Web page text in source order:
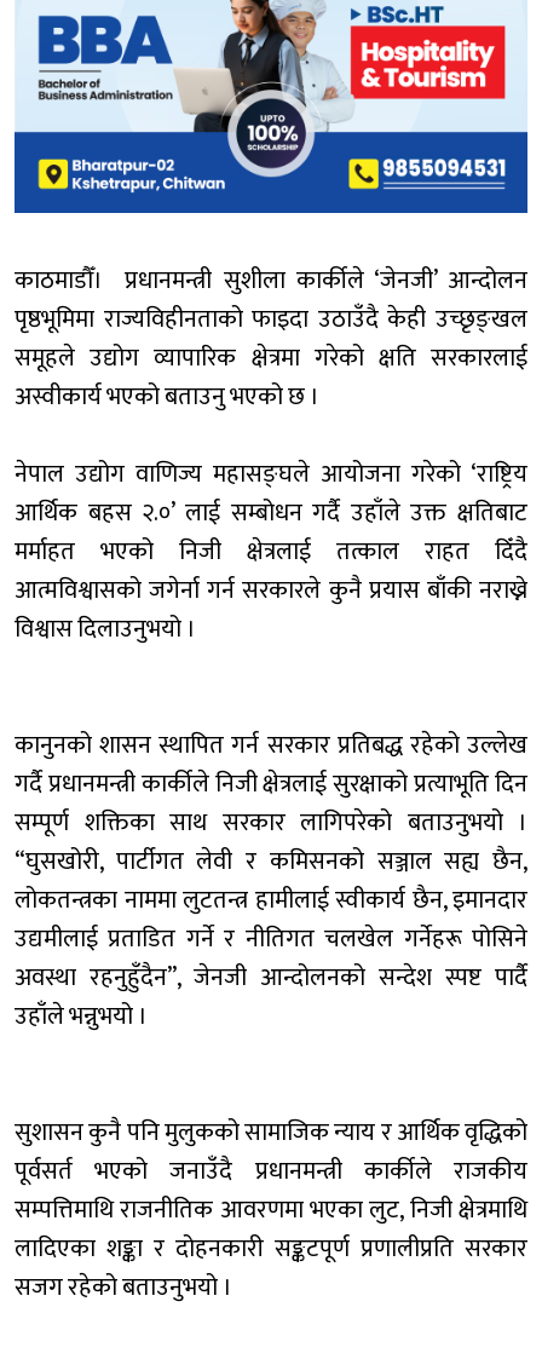
काठमाडौँ। प्रधानमन्त्री सुशीला कार्कीले ‘जेनजी’ आन्दोलन
पृष्ठभूमिमा राज्यविहीनताको फाइदा उठाउँदै केही उच्छृङ्खल
समूहले उद्योग व्यापारिक क्षेत्रमा गरेको क्षति सरकारलाई
अस्वीकार्य भएको बताउनु भएको छ ।
नेपाल उद्योग वाणिज्य महासङ्घले आयोजना गरेको ‘राष्ट्रिय
आर्थिक बहस २.०’ लाई सम्बोधन गर्दै उहाँले उक्त क्षतिबाट
मर्माहत भएको निजी क्षेत्रलाई तत्काल राहत दिँदै
आत्मविश्वासको जगेर्ना गर्न सरकारले कुनै प्रयास बाँकी नराख्ने
विश्वास दिलाउनुभयो ।
कानुनको शासन स्थापित गर्न सरकार प्रतिबद्ध रहेको उल्लेख
गर्दै प्रधानमन्त्री कार्कीले निजी क्षेत्रलाई सुरक्षाको प्रत्याभूति दिन
सम्पूर्ण शक्तिका साथ सरकार लागिपरेको बताउनुभयो ।
“घुसखोरी, पार्टीगत लेवी र कमिसनको सञ्जाल सह्य छैन,
लोकतन्त्रका नाममा लुटतन्त्र हामीलाई स्वीकार्य छैन, इमानदार
उद्यमीलाई प्रताडित गर्ने र नीतिगत चलखेल गर्नेहरू पोसिने
अवस्था रहनुहुँदैन”, जेनजी आन्दोलनको सन्देश स्पष्ट पार्दै
उहाँले भन्नुभयो ।
सुशासन कुनै पनि मुलुकको सामाजिक न्याय र आर्थिक वृद्धिको
पूर्वसर्त भएको जनाउँदै प्रधानमन्त्री कार्कीले राजकीय
सम्पत्तिमाथि राजनीतिक आवरणमा भएका लुट, निजी क्षेत्रमाथि
लादिएका शङ्का र दोहनकारी सङ्कटपूर्ण प्रणालीप्रति सरकार
सजग रहेको बताउनुभयो ।